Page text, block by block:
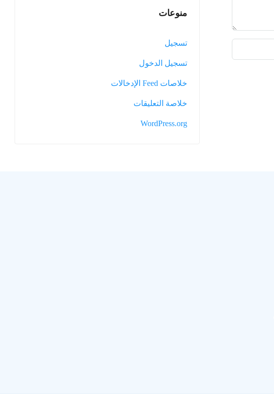
منوعات
تسجيل
تسجيل الدخول
خلاصات Feed الإدخالات
خلاصة التعليقات
WordPress.org